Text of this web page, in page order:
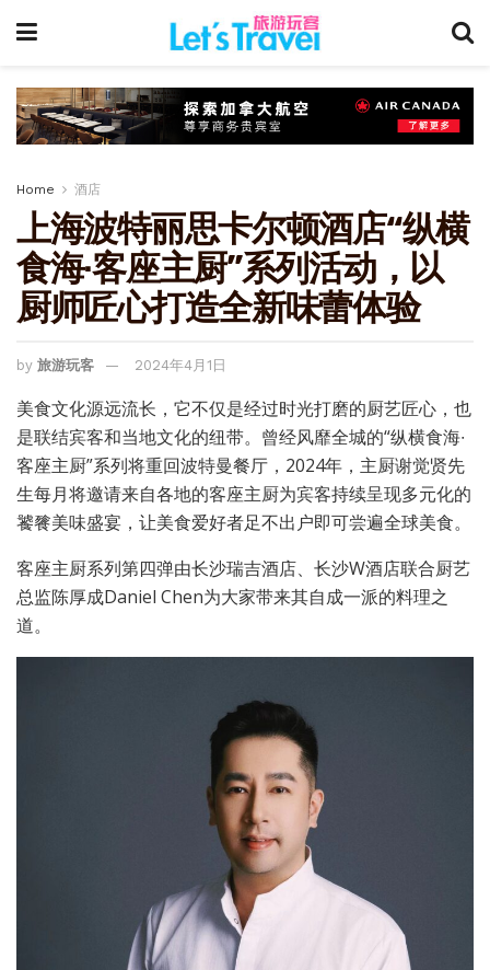
Home 酒店
上海波特丽思卡尔顿酒店“纵横
食海∙客座主厨”系列活动，以
厨师匠心打造全新味蕾体验
by 旅游玩客 2024年4月1日
美食文化源远流长，它不仅是经过时光打磨的厨艺匠心，也
是联结宾客和当地文化的纽带。曾经风靡全城的“纵横食海∙
客座主厨”系列将重回波特曼餐厅，2024年，主厨谢觉贤先
生每月将邀请来自各地的客座主厨为宾客持续呈现多元化的
饕餮美味盛宴，让美食爱好者足不出户即可尝遍全球美食。
客座主厨系列第四弹由长沙瑞吉酒店、长沙W酒店联合厨艺
总监陈厚成Daniel Chen为大家带来其自成一派的料理之
道。